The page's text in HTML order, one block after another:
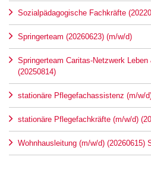
Sozialpädagogische Fachkräfte
Springerteam (20260623) (m/w/d)
Springerteam Caritas-Netzwerk
(20250814)
stationäre Pflegefachassistenz (m/w/
stationäre Pflegefachkräfte (m/w/d)
Wohnhausleitung (m/w/d) (20260615)